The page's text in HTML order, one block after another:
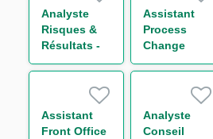
Solutions
Group (CDD)
H/F
Analyste
Risques &
Résultats -
Equity
Assistant
Process
Change
Manager -
Assistant
Front Office
Analyste
Conseil